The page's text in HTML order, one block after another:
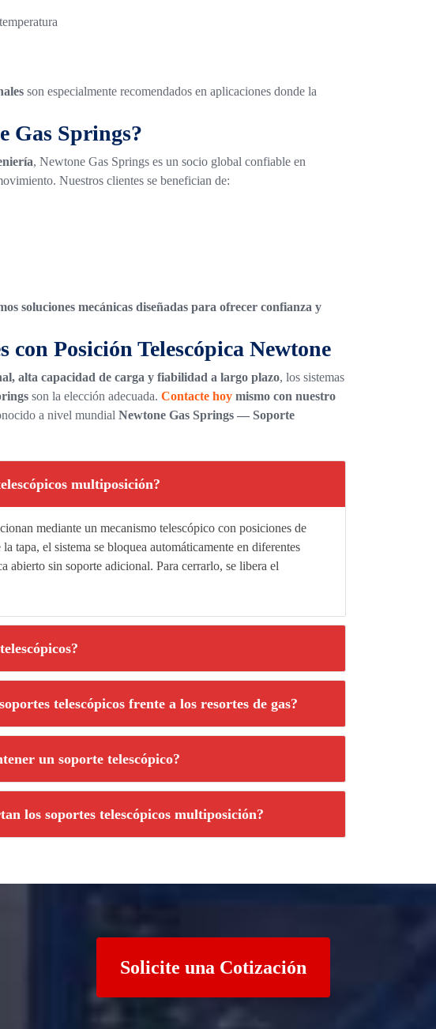
son especialmente recomendados en aplicaciones donde la
Gas Springs?
, Newtone Gas Springs es un socio global confiable en
Nuestros clientes se benefician de:
soluciones mecánicas diseñadas para ofrecer confianza y
con Posición Telescópica Newtone
alta capacidad de carga y fiabilidad a largo plazo, los sistemas
son la elección adecuada. Contacte hoymismo con nuestro
a nivel mundial Newtone Gas Springs — Soporte
multiposición?
mediante un mecanismo telescópico con posiciones de
tapa, el sistema se bloquea automáticamente en diferentes
abierto sin soporte adicional. Para cerrarlo, se libera el
telescópicos frente a los resortes de gas?
un soporte telescópico?
los soportes telescópicos multiposición?
Solicite una Cotización